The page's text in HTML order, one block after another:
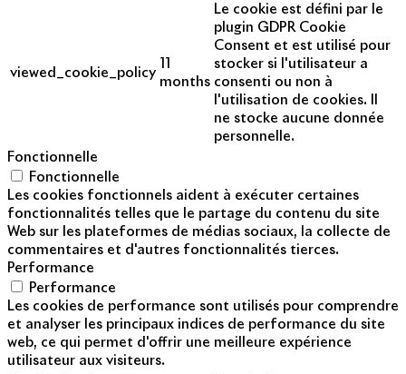
viewed_cookie_policy
months
Le cookie est défini par le
plugin GDPR Cookie
Consent et est utilisé pour
stocker si l'utilisateur a
consenti ou non à
l'utilisation de cookies. Il
ne stocke aucune donnée
personnelle.
Fonctionnelle
Fonctionnelle
Les cookies fonctionnels aident à exécuter certaines
fonctionnalités telles que le partage du contenu du site
Web sur les plateformes de médias sociaux, la collecte de
commentaires et d'autres fonctionnalités tierces.
Performance
Performance
Les cookies de performance sont utilisés pour comprendre
et analyser les principaux indices de performance du site
web, ce qui permet d'offrir une meilleure expérience
utilisateur aux visiteurs.